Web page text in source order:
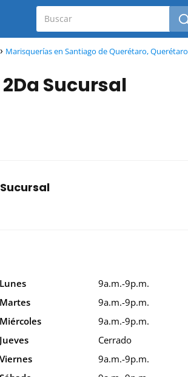
Marisquerías en Santiago de Querétaro, Querétaro
Sucursal
Lunes
9a.m.-9p.m.
Martes
9a.m.-9p.m.
Miércoles
9a.m.-9p.m.
Jueves
Cerrado
Viernes
9a.m.-9p.m.